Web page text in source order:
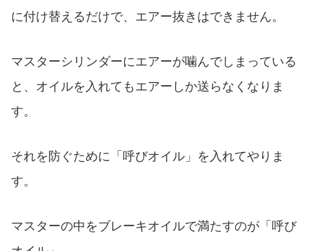
に付け替えるだけで、エアー抜きはできません。
マスターシリンダーにエアーが噛んでしまっている
と、オイルを入れてもエアーしか送らなくなりま
す。
それを防ぐために「呼びオイル」を入れてやりま
す。
マスターの中をブレーキオイルで満たすのが「呼び